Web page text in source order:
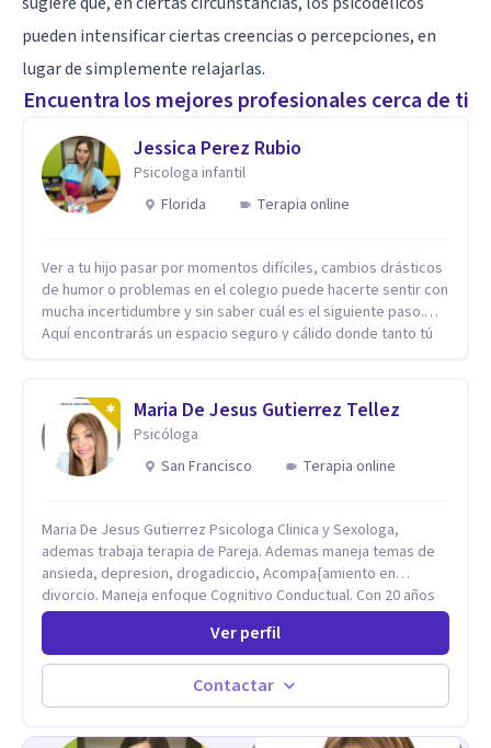
pueden intensificar ciertas creencias o percepciones, en
lugar de simplemente relajarlas.
Encuentra los mejores profesionales cerca de ti
Jessica Perez Rubio
Psicologa infantil
Florida
Terapia online
Ver a tu hijo pasar por momentos difíciles, cambios drásticos
de humor o problemas en el colegio puede hacerte sentir con
mucha incertidumbre y sin saber cuál es el siguiente paso.
Aquí encontrarás un espacio seguro y cálido donde tanto tú
casa. Me especializo en guiar a familias a través de
herramientas prácticas y dinámicas adaptadas a la edad de
cada menor, dejando de lado las etiquetas y los tecnicismos.
Mi forma de trabajar se centra en entender las emociones
fortaleciendo la comunicación entre ustedes. Acompaño a
niños y adolescentes que están lidiando con la ansiedad, la
timidez, la rebeldía o dificultades escolares, así como a
padres que buscan orientación y pautas claras para educar
sin perder la paciencia ni el control. Si estás listo para dar el
primer paso hacia una convivencia familiar más armoniosa,
agenda tu sesión y empecemos a trabajar juntos.
Maria De Jesus Gutierrez Tellez
Psicóloga
San Francisco
Terapia online
Maria De Jesus Gutierrez Psicologa Clinica y Sexologa,
ademas trabaja terapia de Pareja. Ademas maneja temas de
ansieda, depresion, drogadiccio, Acompa{amiento en
divorcio. Maneja enfoque Cognitivo Conductual. Con 20 años
de experiencia, constantemente capacitandose en las
diferntes areas de la Salud Mental.
Ver perfil
Contactar